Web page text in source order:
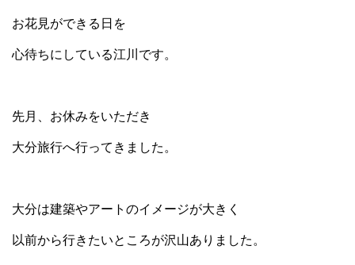
お花見ができる日を
心待ちにしている江川です。
先月、お休みをいただき
大分旅行へ行ってきました。
大分は建築やアートのイメージが大きく
以前から行きたいところが沢山ありました。